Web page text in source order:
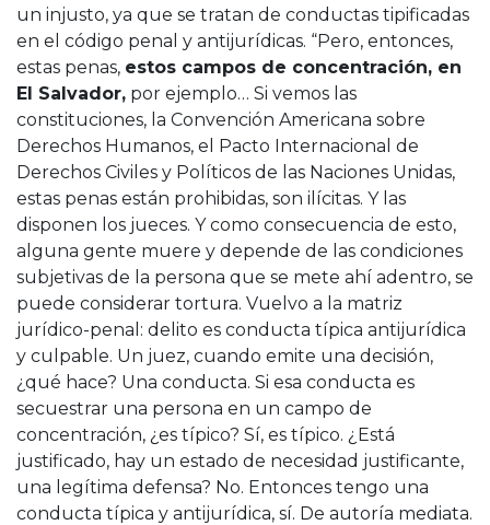
un injusto, ya que se tratan de conductas tipificadas
en el código penal y antijurídicas. “Pero, entonces,
estas penas, estos campos de concentración, en
El Salvador, por ejemplo… Si vemos las
constituciones, la Convención Americana sobre
Derechos Humanos, el Pacto Internacional de
Derechos Civiles y Políticos de las Naciones Unidas,
estas penas están prohibidas, son ilícitas. Y las
disponen los jueces. Y como consecuencia de esto,
alguna gente muere y depende de las condiciones
subjetivas de la persona que se mete ahí adentro, se
puede considerar tortura. Vuelvo a la matriz
jurídico-penal: delito es conducta típica antijurídica
y culpable. Un juez, cuando emite una decisión,
¿qué hace? Una conducta. Si esa conducta es
secuestrar una persona en un campo de
concentración, ¿es típico? Sí, es típico. ¿Está
justificado, hay un estado de necesidad justificante,
una legítima defensa? No. Entonces tengo una
conducta típica y antijurídica, sí. De autoría mediata.